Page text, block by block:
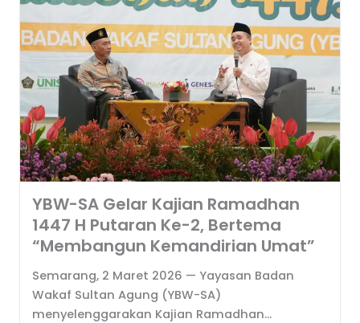
YBW-SA Gelar Kajian Ramadhan
1447 H Putaran Ke-2, Bertema
“Membangun Kemandirian Umat”
Semarang, 2 Maret 2026 — Yayasan Badan
Wakaf Sultan Agung (YBW-SA)
menyelenggarakan Kajian Ramadhan...